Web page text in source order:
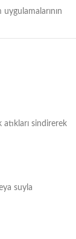
sindirerek
suyla